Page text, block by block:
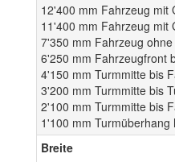
12'400 mm Fahrzeug mit
11'400 mm Fahrzeug mit
7'350 mm Fahrzeug
6'250 mm Fahrzeugfront
4'150 mm Turmmitte bis
3'200 mm Turmmitte bis
2'100 mm Turmmitte bis
1'100 mm Turmüberhang
Breite